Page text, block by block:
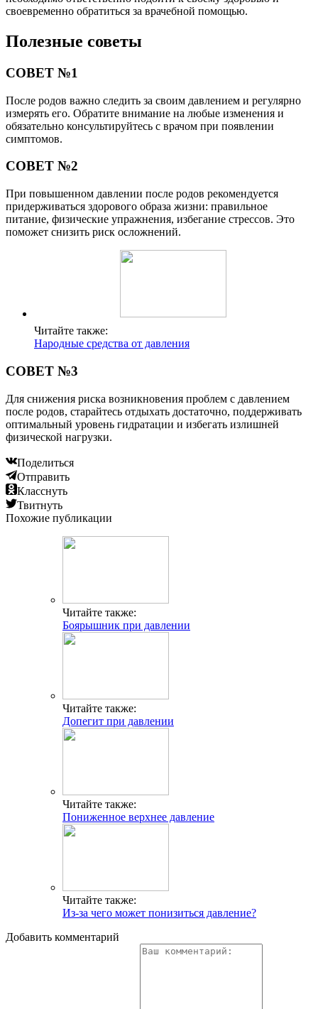
своевременно обратиться за врачебной помощью.
Полезные советы
СОВЕТ №1
После родов важно следить за своим давлением и регулярно
измерять его. Обратите внимание на любые изменения и
обязательно консультируйтесь с врачом при появлении
симптомов.
СОВЕТ №2
При повышенном давлении после родов рекомендуется
придерживаться здорового образа жизни: правильное
питание, физические упражнения, избегание стрессов. Это
поможет снизить риск осложнений.
Читайте также:
Народные средства от давления
СОВЕТ №3
Для снижения риска возникновения проблем с давлением
после родов, старайтесь отдыхать достаточно, поддерживать
оптимальный уровень гидратации и избегать излишней
физической нагрузки.
Поделиться
Отправить
Класснуть
Твитнуть
Похожие публикации
Читайте также:
Боярышник при давлении
Читайте также:
Допегит при давлении
Читайте также:
Пониженное верхнее давление
Читайте также:
Из-за чего может понизиться давление?
Добавить комментарий